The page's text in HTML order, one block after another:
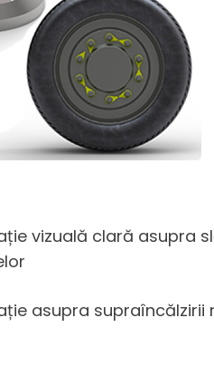
vizuală clară asupra
asupra